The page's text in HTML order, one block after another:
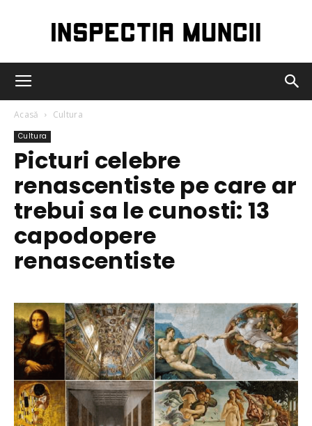
Acasă Cultura
Cultura
Picturi celebre
renascentiste pe care ar
trebui sa le cunosti: 13
capodopere
renascentiste